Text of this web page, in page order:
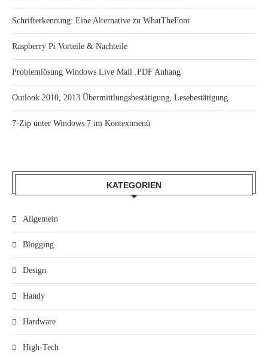
Schrifterkennung: Eine Alternative zu WhatTheFont
Raspberry Pi Vorteile & Nachteile
Problemlösung Windows Live Mail .PDF Anhang
Outlook 2010, 2013 Übermittlungsbestätigung, Lesebestätigung
7-Zip unter Windows 7 im Kontextmenü
KATEGORIEN
Allgemein
Blogging
Design
Handy
Hardware
High-Tech